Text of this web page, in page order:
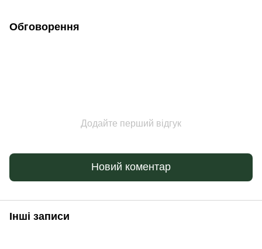
Обговорення
Додайте перший відгук
Новий коментар
Інші записи